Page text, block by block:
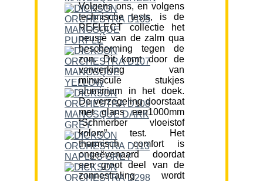
Volgens ons, en volgens
technische tests, is de
REFLECT collectie het
neusje van de zalm qua
bescherming tegen de
zon. Dit komt door de
verwerking van
minuscule stukjes
aluminium in het doek.
De verzegeling doorstaat
met glans een1000mm
“Schmerber vloeistof
kolom” test. Het
thermisch comfort is
ongeëvenaard doordat
een groot deel van de
zonnestraling wordt